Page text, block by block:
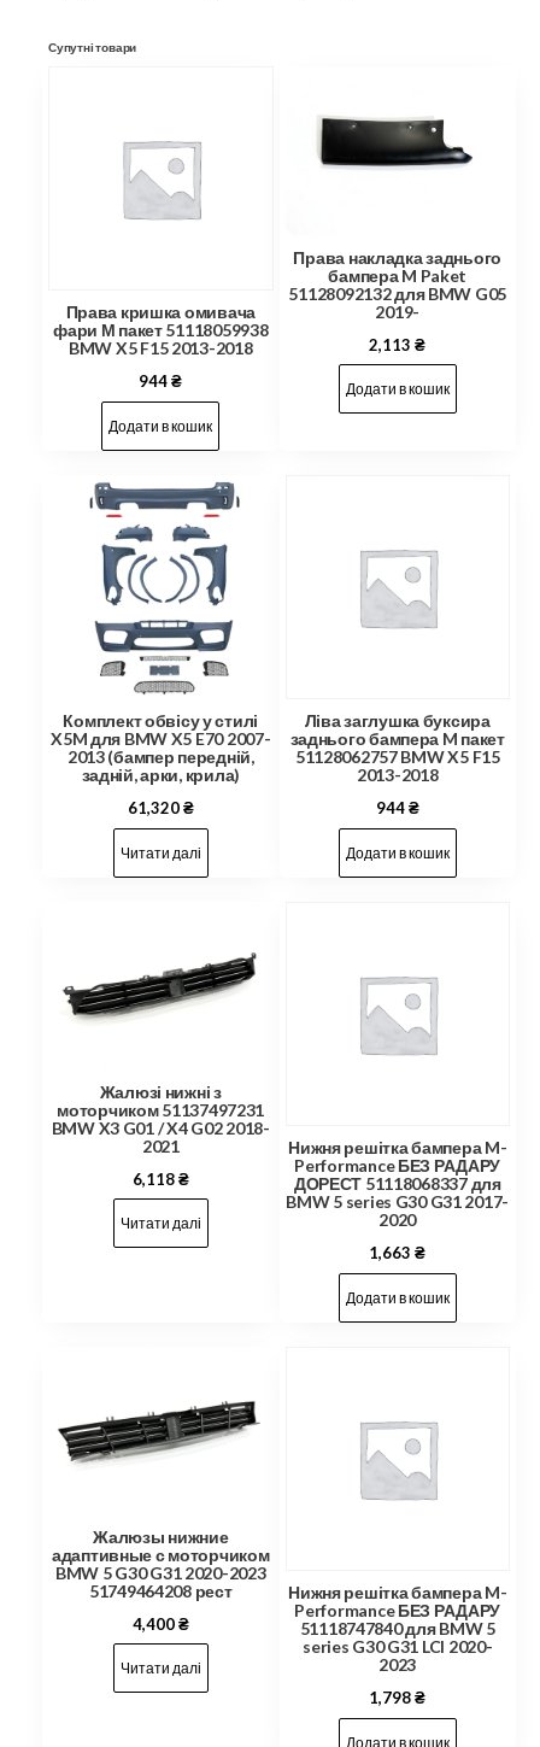
Супутні товари
Права кришка омивача
фари М пакет 51118059938
BMW X5 F15 2013-2018
944₴
Додати в кошик
Права накладка заднього
бампера M Paket
51128092132 для BMW G05
2019-
2,113₴
Додати в кошик
Комплект обвісу у стилі
X5M для BMW X5 E70 2007-
2013 (бампер передній,
задній, арки, крила)
61,320₴
Читати далі
Ліва заглушка буксира
заднього бампера M пакет
51128062757 BMW X5 F15
2013-2018
944₴
Додати в кошик
Жалюзі нижні з
моторчиком 51137497231
BMW X3 G01 / X4 G02 2018-
2021
6,118₴
Читати далі
Нижня решітка бампера M-
Performance БЕЗ РАДАРУ
ДОРЕСТ 51118068337 для
BMW 5 series G30 G31 2017-
2020
1,663₴
Додати в кошик
Жалюзы нижние
адаптивные с моторчиком
BMW 5 G30 G31 2020-2023
51749464208 рест
4,400₴
Читати далі
Нижня решітка бампера M-
Performance БЕЗ РАДАРУ
51118747840 для BMW 5
series G30 G31 LCI 2020-
2023
1,798₴
Додати в кошик